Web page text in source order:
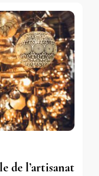
de l’artisanat